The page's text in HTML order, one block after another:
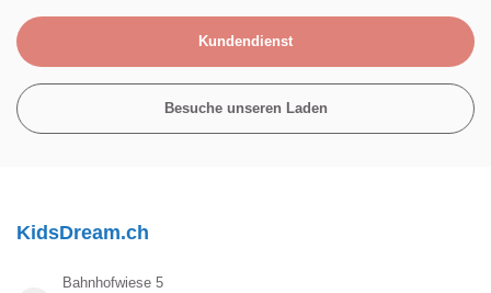
Kundendienst
Besuche unseren Laden
KidsDream.ch
Bahnhofwiese 5